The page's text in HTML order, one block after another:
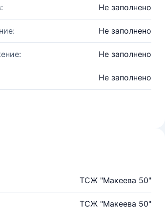
Не заполнено
Не заполнено
Не заполнено
Не заполнено
ТСЖ "Макеева 50"
ТСЖ "Макеева 50"